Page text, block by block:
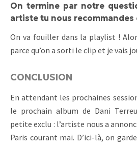
On termine par notre
artiste tu nous recommandes
On va fouiller dans la playlist !
parce qu’on a sorti le clip et je vais
CONCLUSION
En attendant les prochaines
le prochain album de Dani
petite exclu : l’artiste nous a
Paris courant mai. D’ici-là, on